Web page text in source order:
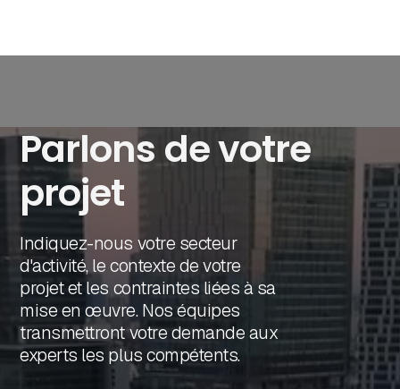
Parlons de votre
projet
Indiquez-nous votre secteur
d'activité, le contexte de votre
projet et les contraintes liées à sa
mise en œuvre. Nos équipes
transmettront votre demande aux
experts les plus compétents.